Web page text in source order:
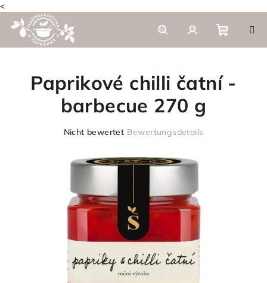
<
Inhalt
springen
SuchenLogin
Paprikové chilli čatní -
barbecue 270 g
Nicht bewertet Bewertungsdetails